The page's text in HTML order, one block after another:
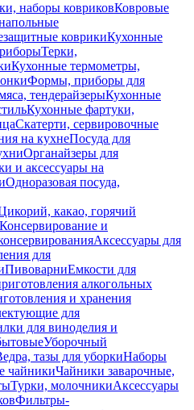
наборы ковриковКовровые
коврикиКухонные
Терки,
Кухонные термометры,
Формы, приборы для
тендерайзерыКухонные
Кухонные фартуки,
Скатерти, сервировочные
на кухнеПосуда для
Органайзеры для
и аксессуары на
Одноразовая посуда,
какао, горячий
Консервирование и
Аксессуары для
для
ПивоварниЕмкости для
алкогольных
и хранения
для
для виноделия и
Уборочный
тазы для уборкиНаборы
чайникиЧайники заварочные,
Турки, молочникиАксессуары
Фильтры-